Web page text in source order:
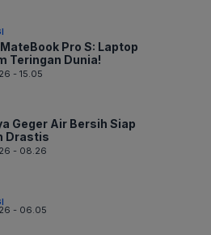
Pro S: Laptop
Teringan Dunia!
- 15.05
Geger Air Bersih Siap
Drastis
- 08.26
- 06.05